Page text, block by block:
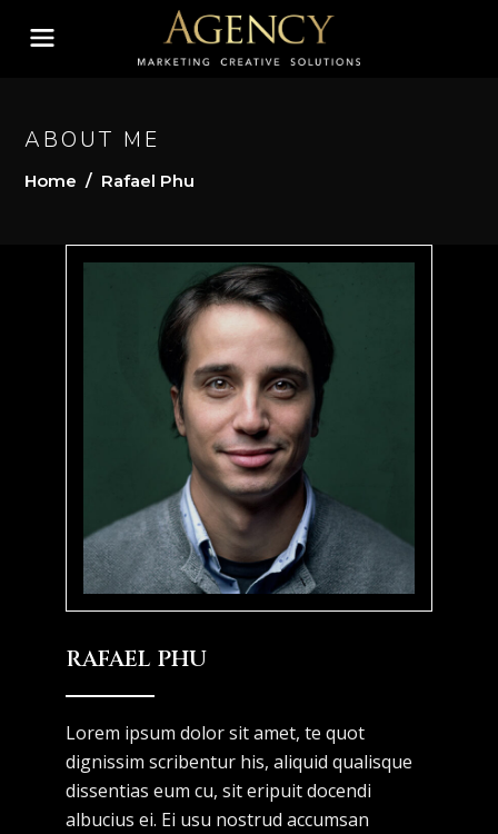
ABOUT ME
Home / Rafael Phu
RAFAEL PHU
Lorem ipsum dolor sit amet, te quot
dignissim scribentur his, aliquid qualisque
dissentias eum cu, sit eripuit docendi
albucius ei. Ei usu nostrud accumsan